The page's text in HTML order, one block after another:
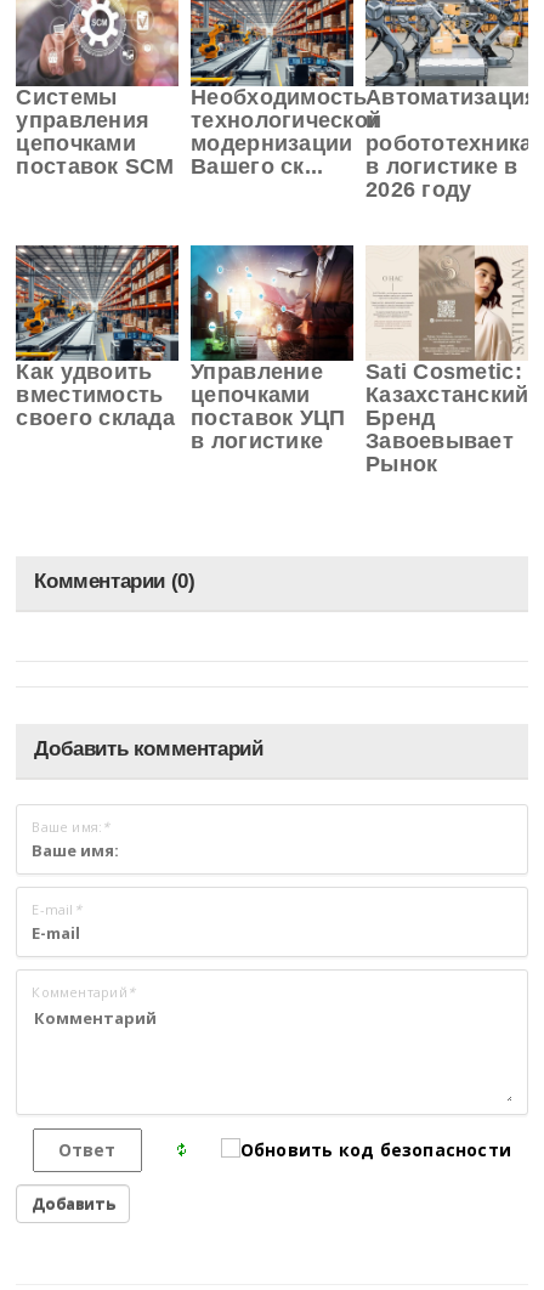
Системы
управления
цепочками
поставок SCM
Необходимость
технологической
модернизации
Вашего ск...
Автоматизация
и
робототехника
в логистике в
2026 году
Как удвоить
вместимость
своего склада
Управление
цепочками
поставок УЦП
в логистике
Sati Cosmetic:
Казахстанский
Бренд
Завоевывает
Рынок
Комментарии (0)
Добавить комментарий
Ваше имя: *
E-mail *
Комментарий *